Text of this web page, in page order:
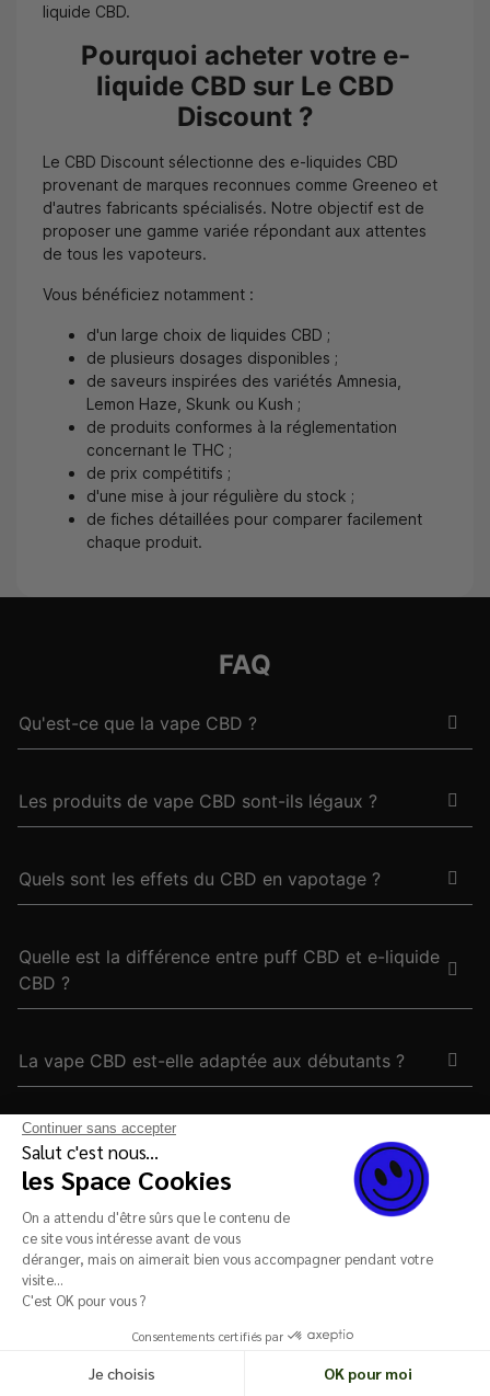
Continuer sans accepter
Salut c'est nous...
les Space Cookies
On a attendu d'être sûrs que le contenu de
ce site vous intéresse avant de vous
déranger, mais on aimerait bien vous accompagner pendant votre
visite...
C'est OK pour vous ?
Consentements certifiés par
Je choisis OK pour moi
liquide CBD.
Pourquoi acheter votre e-
liquide CBD sur Le CBD
Discount ?
Le CBD Discount sélectionne des e-liquides CBD
provenant de marques reconnues comme Greeneo et
d'autres fabricants spécialisés. Notre objectif est de
proposer une gamme variée répondant aux attentes
de tous les vapoteurs.
Vous bénéficiez notamment :
d'un large choix de liquides CBD ;
de plusieurs dosages disponibles ;
de saveurs inspirées des variétés Amnesia,
Lemon Haze, Skunk ou Kush ;
de produits conformes à la réglementation
concernant le THC ;
de prix compétitifs ;
d'une mise à jour régulière du stock ;
de fiches détaillées pour comparer facilement
chaque produit.
FAQ
Qu'est-ce que la vape CBD ?
Les produits de vape CBD sont-ils légaux ?
Quels sont les effets du CBD en vapotage ?
Quelle est la différence entre puff CBD et e-liquide
CBD ?
La vape CBD est-elle adaptée aux débutants ?
Les produits de vape CBD contiennent-ils de la
nicotine ?
Peut-on vapoter du CBD tous les jours ?